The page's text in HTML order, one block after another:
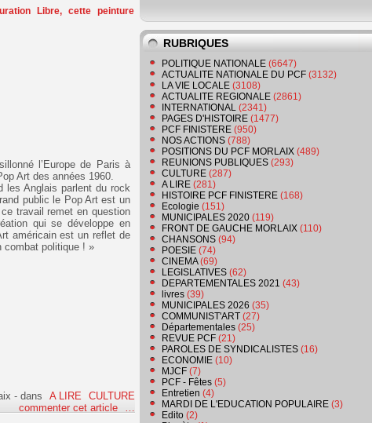
Libre, cette peinture
l’Europe de Paris à
Art des années 1960.
les Anglais parlent du rock
public le Pop Art est un
travail remet en question
qui se développe en
américain est un reflet de
combat politique ! »
-dans A LIRE
CULTURE
commenter cet article
…
RUBRIQUES
POLITIQUE NATIONALE (6647)
ACTUALITE NATIONALE DU PCF (3132)
LA VIE LOCALE (3108)
ACTUALITE REGIONALE (2861)
INTERNATIONAL (2341)
PAGES D'HISTOIRE (1477)
PCF FINISTERE (950)
NOS ACTIONS (788)
POSITIONS DU PCF MORLAIX (489)
REUNIONS PUBLIQUES (293)
CULTURE (287)
A LIRE (281)
HISTOIRE PCF FINISTERE (168)
Ecologie (151)
MUNICIPALES 2020 (119)
FRONT DE GAUCHE MORLAIX (110)
CHANSONS (94)
POESIE (74)
CINEMA(69)
LEGISLATIVES (62)
DEPARTEMENTALES 2021 (43)
livres (39)
MUNICIPALES 2026 (35)
COMMUNIST'ART (27)
Départementales (25)
REVUE PCF (21)
PAROLES DE SYNDICALISTES (16)
ECONOMIE (10)
MJCF (7)
PCF - Fêtes (5)
Entretien (4)
MARDI DE L'EDUCATION POPULAIRE (3)
Edito (2)